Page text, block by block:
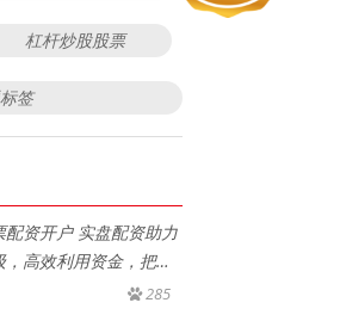
杠杆炒股股票
签
配资开户 实盘配资助力
，高效利用资金，把握
285